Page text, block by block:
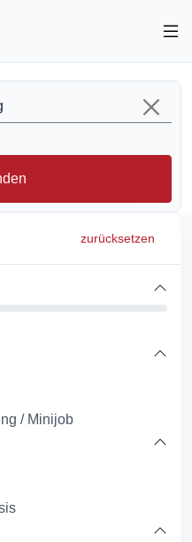
zurücksetzen
/ Minijob